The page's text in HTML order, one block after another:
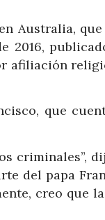
Australia, que
2016,
afiliación
que
criminales”,
del papa
creo que